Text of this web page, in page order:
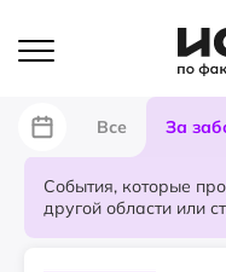
Все За
События, которые
другой области или